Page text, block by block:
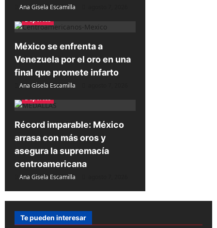
n
t
a
d
a
s
Ana Gisela Escamilla
Deportes
México se enfrenta a
Venezuela por el oro en una
final que promete infarto
Ana Gisela Escamilla
Deportes
Récord imparable: México
arrasa con más oros y
asegura la supremacía
centroamericana
Ana Gisela Escamilla
Te pueden interesar